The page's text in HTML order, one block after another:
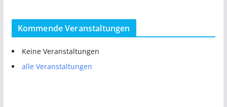
Kommende Veranstaltungen
Keine Veranstaltungen
alle Veranstaltungen